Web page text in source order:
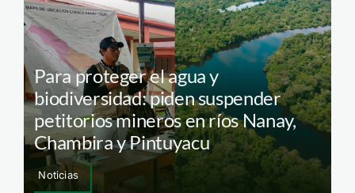
Para proteger el agua y
biodiversidad: piden suspender
petitorios mineros en ríos Nanay,
Chambira y Pintuyacu
Noticias